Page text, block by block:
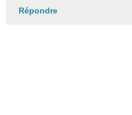
Répondre